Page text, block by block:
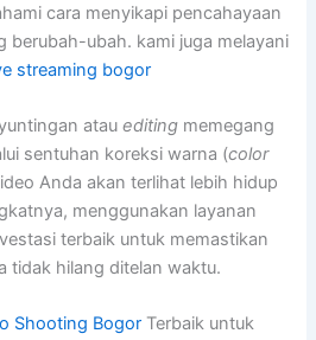
cara menyikapi pencahayaan
berubah-ubah. kami juga melayani
streaming bogor
atau editing memegang
sentuhan koreksi warna (color
Anda akan terlihat lebih hidup
menggunakan layanan
terbaik untuk memastikan
tidak hilang ditelan waktu.
Shooting BogorTerbaik untuk